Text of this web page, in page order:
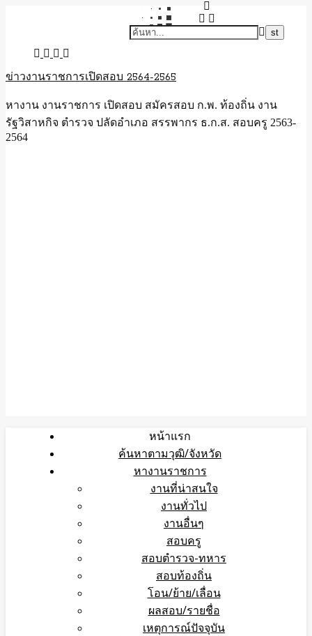
ข่าวงานราชการเปิดสอบ 2564-2565
หางาน งานราชการ เปิดสอบ สมัครสอบ ก.พ. ท้องถิ่น งาน
รัฐวิสาหกิจ ตำรวจ ปลัดอำเภอ สรรพากร ธ.ก.ส. สอบครู 2563-
2564
หน้าแรก
ค้นหาตามวุฒิ/จังหวัด
หางานราชการ
งานที่น่าสนใจ
งานทั่วไป
งานอื่นๆ
สอบครู
สอบตำรวจ-ทหาร
สอบท้องถิ่น
โอน/ย้าย/เลื่อน
ผลสอบ/รายชื่อ
เหตุการณ์ปัจจุบัน